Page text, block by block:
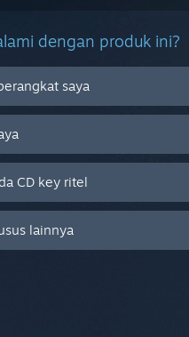
dengan produk ini?
saya
CD key ritel
lainnya